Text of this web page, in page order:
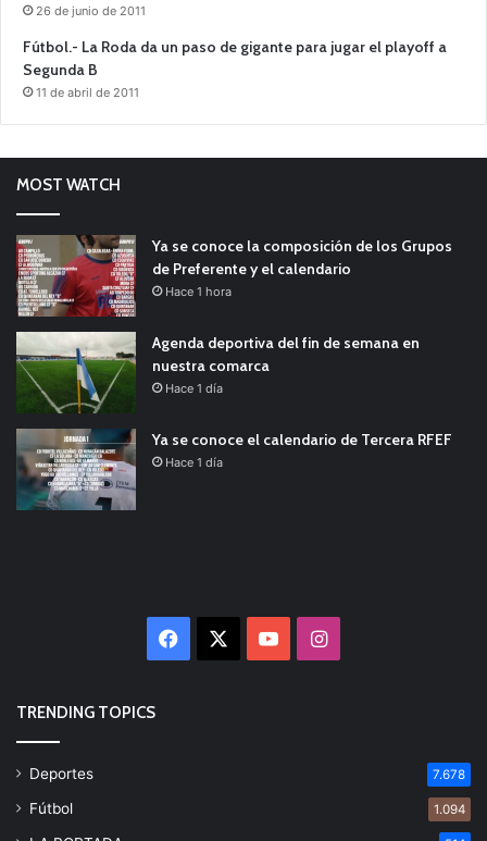
26 de junio de 2011
Fútbol.- La Roda da un paso de gigante para jugar el playoff a
Segunda B
11 de abril de 2011
MOST WATCH
Ya se conoce la composición de los Grupos
de Preferente y el calendario
Hace 1 hora
Agenda deportiva del fin de semana en
nuestra comarca
Hace 1 día
Ya se conoce el calendario de Tercera RFEF
Hace 1 día
Facebook YouTubeInstagram
TRENDING TOPICS
Deportes 7.678
Fútbol 1.094